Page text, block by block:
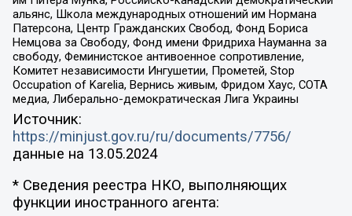
альянс, Школа международных отношений им Нормана
Патерсона, Центр Гражданских Свобод, Фонд Бориса
Немцова за Свободу, Фонд имени Фридриха Науманна за
свободу, Феминистское антивоенное сопротивление,
Комитет независимости Ингушетии, Прометей, Stop
Occupation of Karelia, Вернись живым, Фридом Хаус, СОТА
медиа, Либерально-демократическая Лига Украины
Источник:
https://minjust.gov.ru/ru/documents/7756/
данные на 13.05.2024
* Сведения реестра НКО, выполняющих
функции иностранного агента: